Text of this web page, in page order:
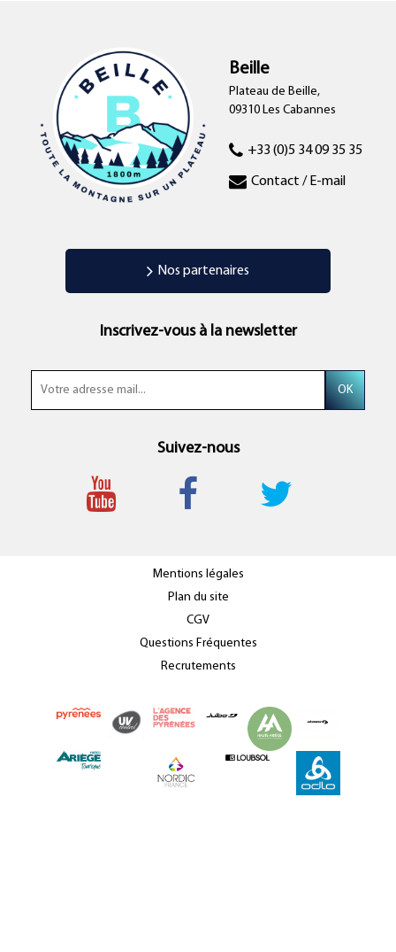
Beille
Plateau de Beille,
09310 Les Cabannes
+33 (0)5 34 09 35 35
Contact / E-mail
Nos partenaires
Inscrivez-vous à la newsletter
Suivez-nous
Mentions légales
Plan du site
CGV
Questions Fréquentes
Recrutements